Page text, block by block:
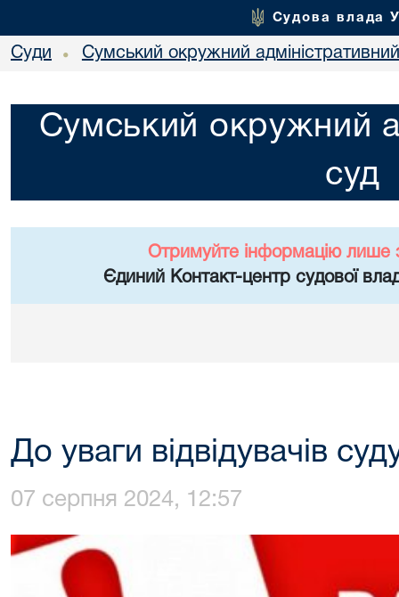
Судова влада
Суди • Сумський окружний
Сумський окружний
суд
Отримуйте інформацію лише
Єдиний Контакт-центр судової
До уваги відвідувачів
07 серпня 2024, 12:57